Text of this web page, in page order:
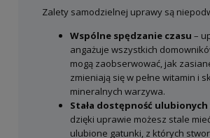
Zalety samodzielnej uprawy są
Wspólne spędzanie czasu –
angażuje wszystkich
mogą zaobserwować, jak
zmieniają się w pełne witamin i
mineralnych warzywa.
Stała dostępność
dzięki uprawie możesz stale
ulubione gatunki, z których